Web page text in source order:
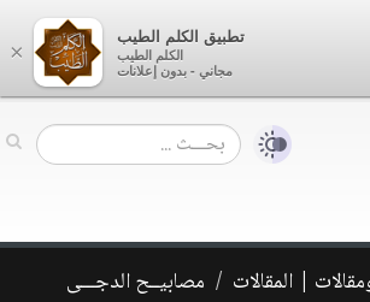
| المقالات
مصابيــح الدجـــى
×
تطبيق الكلم الطيب
الكلم الطيب
مجاني - بدون إعلانات